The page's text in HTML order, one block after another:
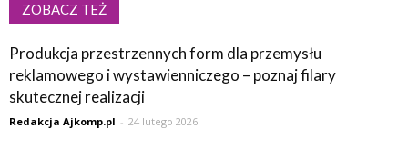
ZOBACZ TEŻ
Produkcja przestrzennych form dla przemysłu
reklamowego i wystawienniczego – poznaj filary
skutecznej realizacji
Redakcja Ajkomp.pl - 24 lutego 2026